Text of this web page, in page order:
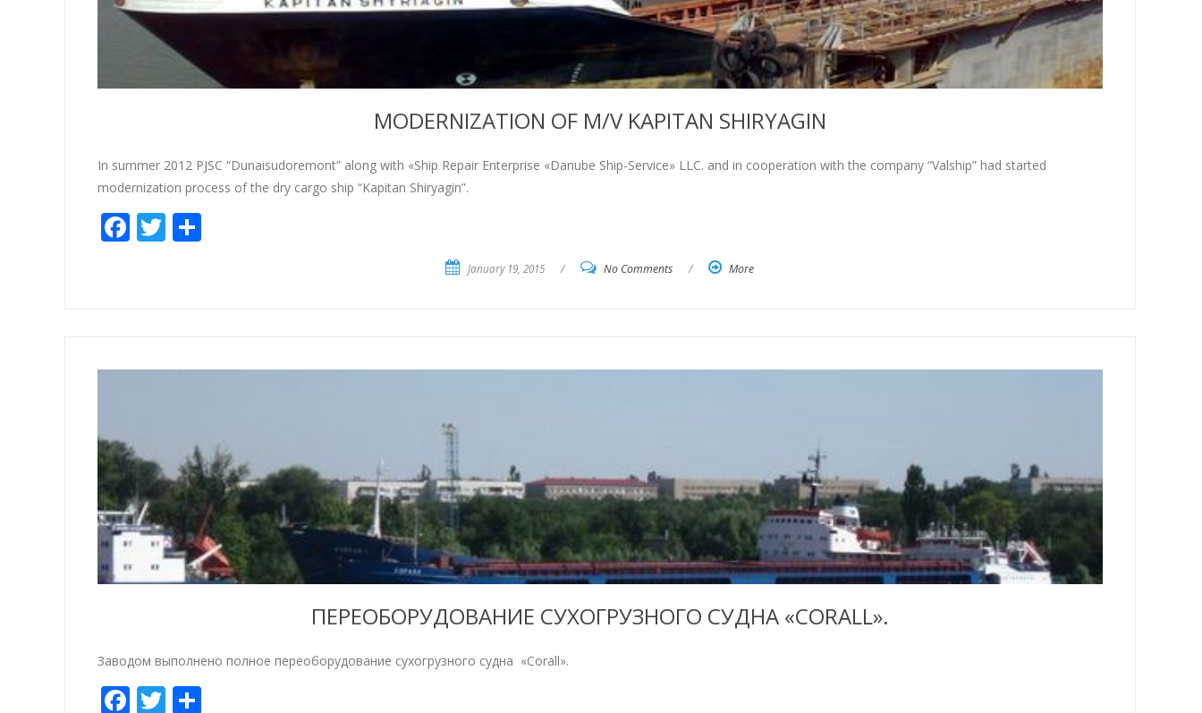
MODERNIZATION OF M/V KAPITAN SHIRYAGIN
In summer 2012 PJSC “Dunaisudoremont” along with «Ship Repair Enterprise «Danube Ship-Service» LLC. and in cooperation with the company “Valship” had started
modernization process of the dry cargo ship “Kapitan Shiryagin”.
Facebook
Twitter
Share
January 19, 2015 / No Comments / More
ПЕРЕОБОРУДОВАНИЕ СУХОГРУЗНОГО СУДНА «CORALL».
Заводом выполнено полное переоборудование сухогрузного судна «Corall».
Facebook
Twitter
Share